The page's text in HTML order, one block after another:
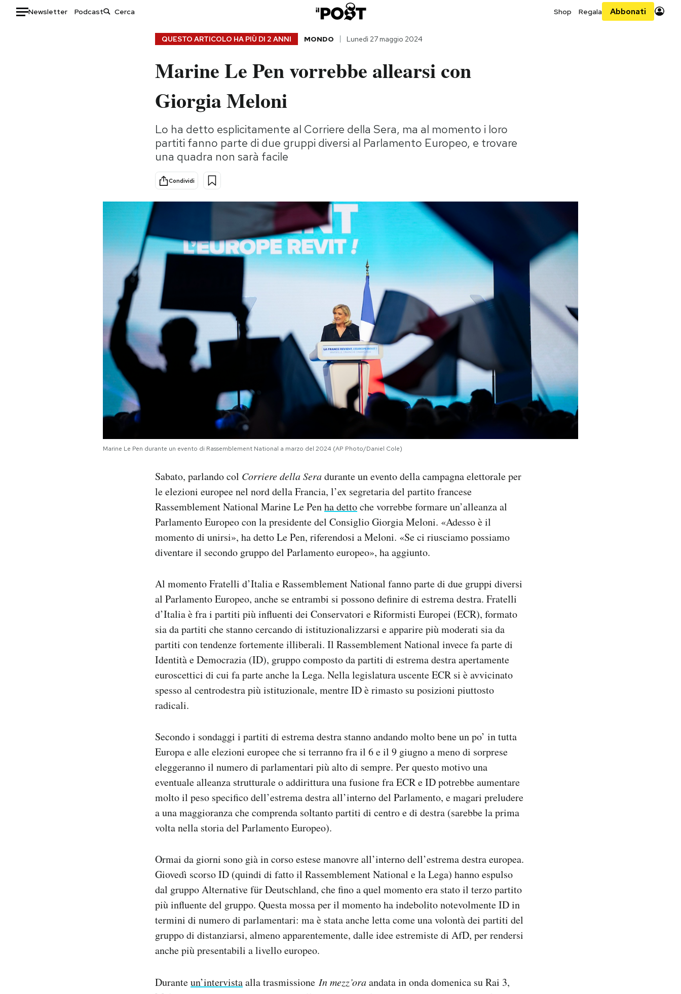
Newsletter Podcast Shop Regala Abbonati
Storie/Idee
Ok Boomer!
Altrecose
Mondiali calcio 2026
AREA PERSONALE
QUESTO ARTICOLO HA PIÙ DI 2 ANNI MONDO Lunedì 27 maggio 2024
Marine Le Pen vorrebbe allearsi con
Giorgia Meloni
Lo ha detto esplicitamente al Corriere della Sera, ma al momento i loro
partiti fanno parte di due gruppi diversi al Parlamento Europeo, e trovare
una quadra non sarà facile
Condividi
Marine Le Pen durante un evento di Rassemblement National a marzo del 2024 (AP Photo/Daniel Cole)
Sabato, parlando col Corriere della Seradurante un evento della campagna elettorale per
le elezioni europee nel nord della Francia, l’ex segretaria del partito francese
Rassemblement National Marine Le Penha dettoche vorrebbe formare un’alleanza al
Parlamento Europeo con la presidente del Consiglio Giorgia Meloni. «Adesso è il
momento di unirsi», ha detto Le Pen, riferendosi a Meloni. «Se ci riusciamo possiamo
diventare il secondo gruppo del Parlamento europeo», ha aggiunto.
Al momento Fratelli d’Italia e Rassemblement National fanno parte di due gruppi diversi
al Parlamento Europeo, anche se entrambi si possono definire di estrema destra. Fratelli
d’Italia è fra i partiti più influenti dei Conservatori e Riformisti Europei (ECR), formato
sia da partiti che stanno cercando di istituzionalizzarsi e apparire più moderati sia da
partiti con tendenze fortemente illiberali. Il Rassemblement National invece fa parte di
Identità e Democrazia (ID), gruppo composto da partiti di estrema destra apertamente
euroscettici di cui fa parte anche la Lega. Nella legislatura uscente ECR si è avvicinato
spesso al centrodestra più istituzionale, mentre ID è rimasto su posizioni piuttosto
radicali.
Secondo i sondaggi i partiti di estrema destra stanno andando molto bene un po’ in tutta
Europa e alle elezioni europee che si terranno fra il 6 e il 9 giugno a meno di sorprese
eleggeranno il numero di parlamentari più alto di sempre. Per questo motivo una
eventuale alleanza strutturale o addirittura una fusione fra ECR e ID potrebbe aumentare
molto il peso specifico dell’estrema destra all’interno del Parlamento, e magari preludere
a una maggioranza che comprenda soltanto partiti di centro e di destra (sarebbe la prima
volta nella storia del Parlamento Europeo).
Ormai da giorni sono già in corso estese manovre all’interno dell’estrema destra europea.
Giovedì scorso ID (quindi di fatto il Rassemblement National e la Lega) hanno espulso
dal gruppo Alternative für Deutschland, che fino a quel momento era stato il terzo partito
più influente del gruppo. Questa mossa per il momento ha indebolito notevolmente ID in
termini di numero di parlamentari: ma è stata anche letta come una volontà dei partiti del
gruppo di distanziarsi, almeno apparentemente, dalle idee estremiste di AfD, per rendersi
anche più presentabili a livello europeo.
Duranteun’intervistaalla trasmissione In mezz’oraandata in onda domenica su Rai 3,